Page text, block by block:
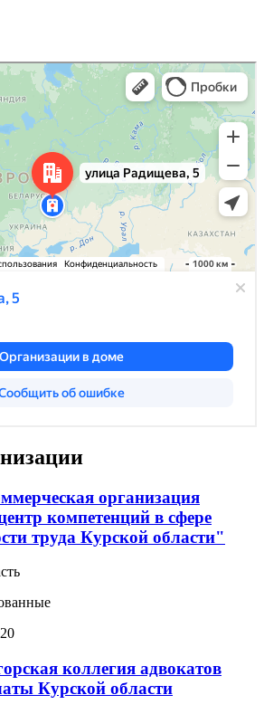
организация
компетенций в сфере
труда Курской области"
коллегия адвокатов
Курской области